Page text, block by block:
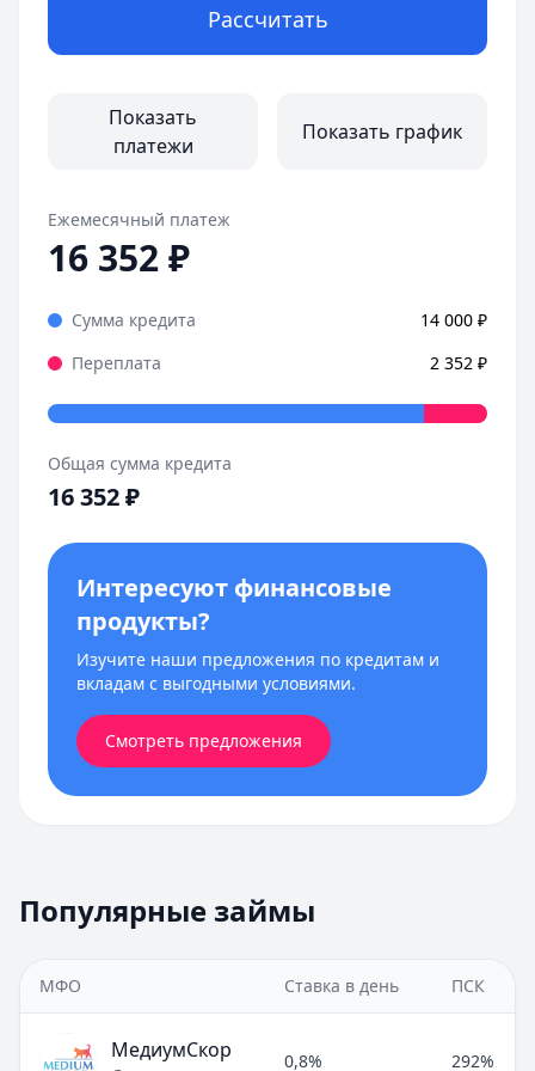
Рассчитать
Показать
платежи
Показать график
Ежемесячный платеж
16 352₽
Сумма кредита 14 000 ₽
Переплата
2 352 ₽
Общая сумма кредита
16 352₽
Интересуют финансовые
продукты?
Изучите наши предложения по кредитам и
вкладам с выгодными условиями.
Смотреть предложения
Популярные займы
МФО Ставка в день ПСК
МедиумСкор 0,8% 292%